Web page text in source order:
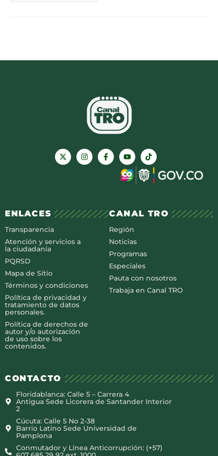
ENLACES
Transparencia
Atención y servicios a
la ciudadanía
PQRSD
Mapa de Sitio
Términos y condiciones
Política de privacidad y
tratamiento de datos
personales.
Política de derechos de
autor y/o autorización
de uso sobre los
contenidos.
CANAL TRO
Región
Noticias
Programas
Especiales
Pauta con nosotros
Trabaja en Canal TRO
CONTACTO
Floridablanca: Calle 5 – Carrera 4
Antigua Sede Licorera de Santander Interior
2
Cúcuta: Calle 5 No 2-38
Barrio Latino Sede Universidad de
Pamplona
Conmutador y Línea Anticorrupción: (+57)